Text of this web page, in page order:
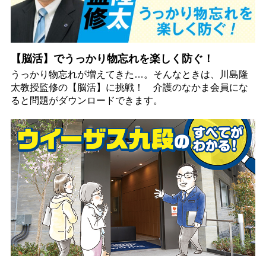
【脳活】でうっかり物忘れを楽しく防ぐ！
うっかり物忘れが増えてきた…。そんなときは、川島隆
太教授監修の【脳活】に挑戦！ 介護のなかま会員にな
ると問題がダウンロードできます。